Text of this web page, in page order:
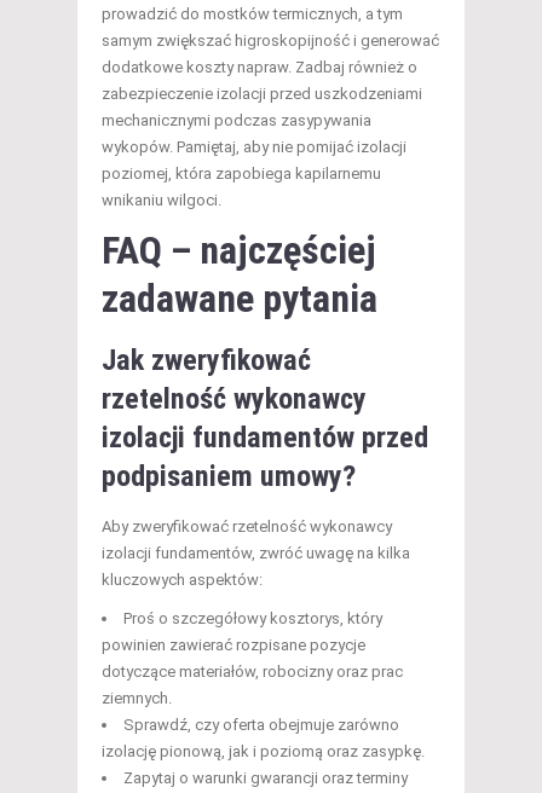
prowadzić do mostków termicznych, a tym
samym zwiększać higroskopijność i generować
dodatkowe koszty napraw. Zadbaj również o
zabezpieczenie izolacji przed uszkodzeniami
mechanicznymi podczas zasypywania
wykopów. Pamiętaj, aby nie pomijać izolacji
poziomej, która zapobiega kapilarnemu
wnikaniu wilgoci.
FAQ – najczęściej
zadawane pytania
Jak zweryfikować
rzetelność wykonawcy
izolacji fundamentów przed
podpisaniem umowy?
Aby zweryfikować rzetelność wykonawcy
izolacji fundamentów, zwróć uwagę na kilka
kluczowych aspektów:
Proś o szczegółowy kosztorys, który
powinien zawierać rozpisane pozycje
dotyczące materiałów, robocizny oraz prac
ziemnych.
Sprawdź, czy oferta obejmuje zarówno
izolację pionową, jak i poziomą oraz zasypkę.
Zapytaj o warunki gwarancji oraz terminy